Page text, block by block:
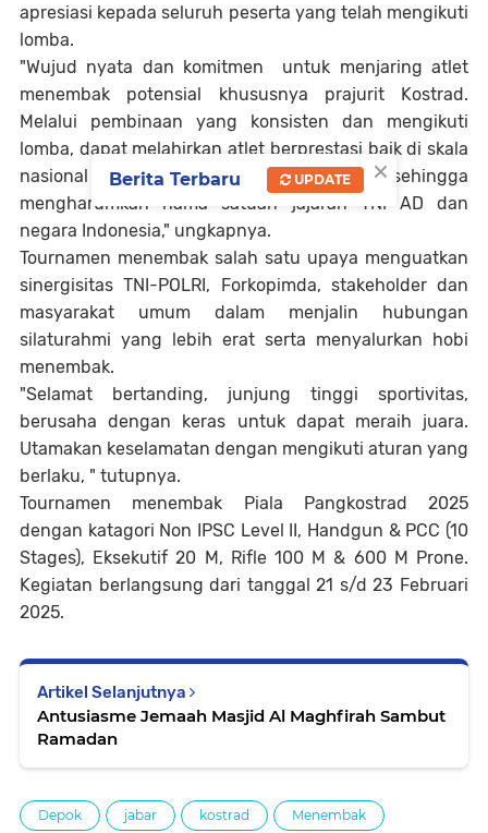
apresiasi kepada seluruh peserta yang telah mengikuti
lomba.
"Wujud nyata dan komitmen untuk menjaring atlet
menembak potensial khususnya prajurit Kostrad.
Melalui pembinaan yang konsisten dan mengikuti
lomba, dapat melahirkan atlet berprestasi baik di skala
nasional ataupun internasional sehingga
mengharumkan nama satuan jajaran TNI AD dan
negara Indonesia," ungkapnya.
Tournamen menembak salah satu upaya menguatkan
sinergisitas TNI-POLRI, Forkopimda, stakeholder dan
masyarakat umum dalam menjalin hubungan
silaturahmi yang lebih erat serta menyalurkan hobi
menembak.
"Selamat bertanding, junjung tinggi sportivitas,
berusaha dengan keras untuk dapat meraih juara.
Utamakan keselamatan dengan mengikuti aturan yang
berlaku, " tutupnya.
Tournamen menembak Piala Pangkostrad 2025
dengan katagori Non IPSC Level II, Handgun & PCC (10
Stages), Eksekutif 20 M, Rifle 100 M & 600 M Prone.
Kegiatan berlangsung dari tanggal 21 s/d 23 Februari
2025.
Artikel Selanjutnya
Antusiasme Jemaah Masjid Al Maghfirah Sambut
Ramadan
Depok jabar kostrad Menembak
×
Berita Terbaru UPDATE